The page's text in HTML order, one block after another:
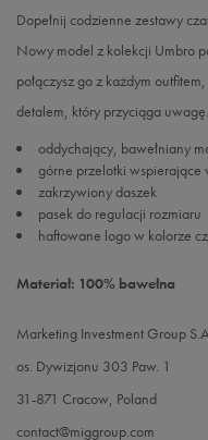
Dopełnij codzienne zestawy
Nowy model z kolekcji Umbro
połączysz go z każdym
detalem, który przyciąga uwagę.
oddychający, bawełniany
górne przelotki wspierające
zakrzywiony daszek
pasek do regulacji rozmiaru
haftowane logo w kolorze
Materiał: 100% bawełna
Marketing Investment Group
os. Dywizjonu 303 Paw. 1
31-871 Cracow, Poland
contact@miggroup.com